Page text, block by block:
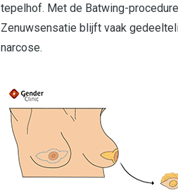
tepelhof. Met de Batwing-
Zenuwsensatie blijft vaak
narcose.